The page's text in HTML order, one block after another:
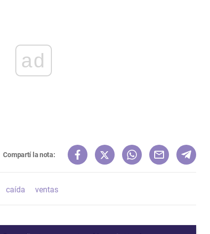
ad
Compartí la nota:
caída ventas